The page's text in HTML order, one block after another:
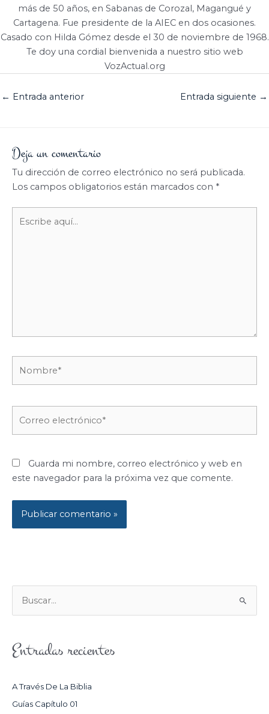
más de 50 años, en Sabanas de Corozal, Magangué y
Cartagena. Fue presidente de la AIEC en dos ocasiones.
Casado con Hilda Gómez desde el 30 de noviembre de 1968.
Te doy una cordial bienvenida a nuestro sitio web
VozActual.org
← Entrada anterior Entrada siguiente →
Deja un comentario
Tu dirección de correo electrónico no será publicada.
Los campos obligatorios están marcados con *
aquí...
Guarda mi nombre, correo electrónico y web en
este navegador para la próxima vez que comente.
U
C
Entradas recientes
A Través De La Biblia
Guías Capítulo 01